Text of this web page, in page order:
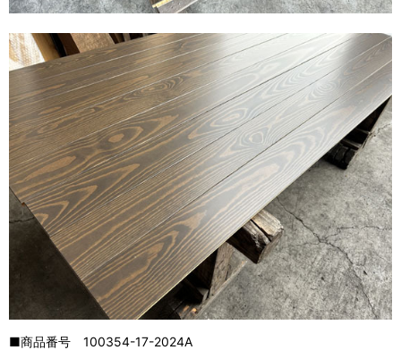
■商品番号 100354-17-2024A